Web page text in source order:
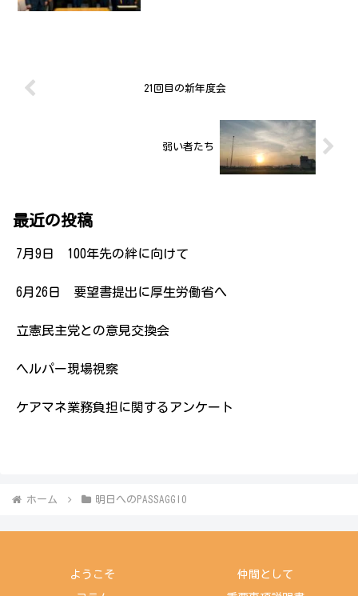
21回目の新年度会
弱い者たち
最近の投稿
7月9日 100年先の絆に向けて
6月26日 要望書提出に厚生労働省へ
立憲民主党との意見交換会
ヘルパー現場視察
ケアマネ業務負担に関するアンケート
ホーム 明日へのPASSAGGIO
ようこそ 仲間として